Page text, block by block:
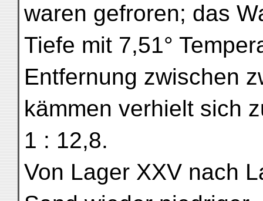
waren gefroren; das
Tiefe mit 7,51°
Entfernung zwischen
kämmen verhielt sich
1 : 12,8.
Von Lager XXV nach